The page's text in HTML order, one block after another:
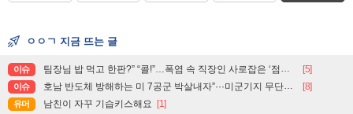
ㅇㅇㄱ 지금 뜨는 글
이슈 팀장님 밥 먹고 한판?” “콜!”…폭염 속 직장인 사로잡은 ‘점심 몰캉스’ [5]
이슈 호남 반도체 방해하는 미 7공군 박살내자”···미군기지 무단침입 대학생단체 회원 3명 구속, 1명은 기각 [8]
유머 남친이 자꾸 기습키스해요 [1]